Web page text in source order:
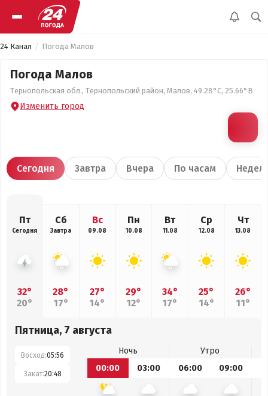
24 Канал Погода Малов
Погода Малов
Тернопольская обл., Тернопольский район, Малов, 49.28°С, 25.66°В
Изменить город
Сегодня Завтра Вчера По часам
Пт
Сегодня
32°
20°
Сб
Завтра
28°
17°
Вс
09.08
27°
14°
Пн
10.08
29°
12°
Вт
11.08
34°
17°
Ср
12.08
25°
14°
Чт
13.08
26°
11°
Пятница, 7 августа
Восход:05:56
Закат:20:48
Ночь
Утро
00:00
03:00 06:00 09:00